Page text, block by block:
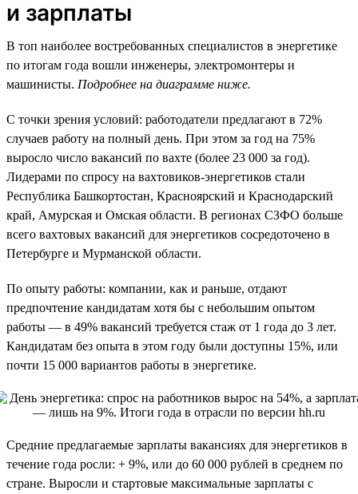
и зарплаты
В топ наиболее востребованных специалистов в энергетике
по итогам года вошли инженеры, электромонтеры и
машинисты. Подробнее на диаграмме ниже.
С точки зрения условий: работодатели предлагают в 72%
случаев работу на полный день. При этом за год на 75%
выросло число вакансий по вахте (более 23 000 за год).
Лидерами по спросу на вахтовиков-энергетиков стали
Республика Башкортостан, Красноярский и Краснодарский
край, Амурская и Омская области. В регионах СЗФО больше
всего вахтовых вакансий для энергетиков сосредоточено в
Петербурге и Мурманской области.
По опыту работы: компании, как и раньше, отдают
предпочтение кандидатам хотя бы с небольшим опытом
работы — в 49% вакансий требуется стаж от 1 года до 3 лет.
Кандидатам без опыта в этом году были доступны 15%, или
почти 15 000 вариантов работы в энергетике.
Средние предлагаемые зарплаты вакансиях для энергетиков в
течение года росли: + 9%, или до 60 000 рублей в среднем по
стране. Выросли и стартовые максимальные зарплаты с